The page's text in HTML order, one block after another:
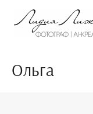
Ольга